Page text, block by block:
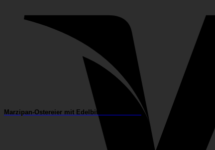
Marzipan-Ostereier mit Edelbitterschokolade